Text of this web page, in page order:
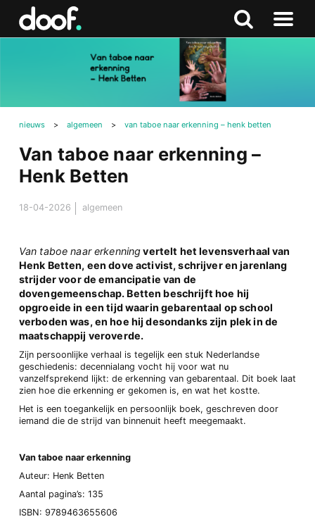
Zoeken
Naar
nieuws > algemeen > van taboe naar erkenning – henk betten
Van taboe naar erkenning –
Henk Betten
18-04-2026 algemeen
Van taboe naar erkenningvertelt het levensverhaal van
Henk Betten, een dove activist, schrijver en jarenlang
strijder voor de emancipatie van de
dovengemeenschap. Betten beschrijft hoe hij
opgroeide in een tijd waarin gebarentaal op school
verboden was, en hoe hij desondanks zijn plek in de
maatschappij veroverde.
Zijn persoonlijke verhaal is tegelijk een stuk Nederlandse
geschiedenis: decennialang vocht hij voor wat nu
vanzelfsprekend lijkt: de erkenning van gebarentaal. Dit boek laat
zien hoe die erkenning er gekomen is, en wat het kostte.
Het is een toegankelijk en persoonlijk boek, geschreven door
iemand die de strijd van binnenuit heeft meegemaakt.
Van taboe naar erkenning
Auteur: Henk Betten
Aantal pagina’s: 135
ISBN: 9789463655606
Doof.nl
Zoeken